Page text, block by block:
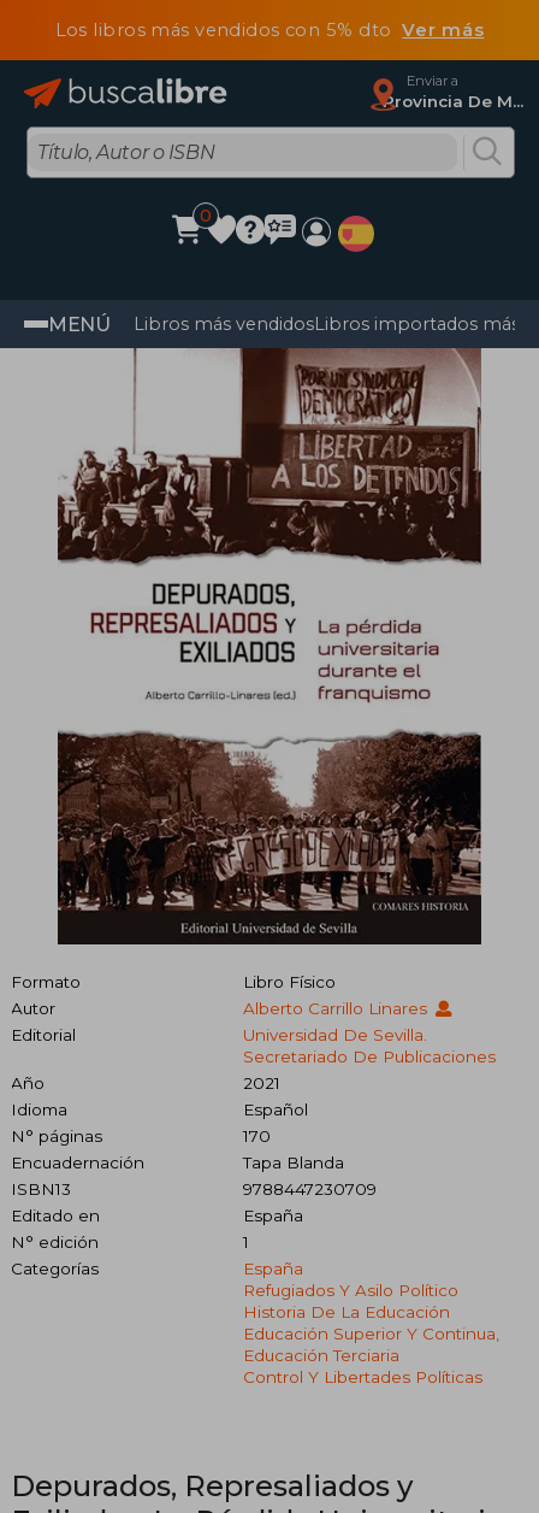
Los libros más vendidos con 5% dtoVer más
Enviar a
Provincia De Madrid
0
MENÚ Libros más vendidosLibros importados más
Formato
Libro Físico
Autor
Alberto Carrillo Linares
Editorial
Universidad De Sevilla.
Secretariado De Publicaciones
Año
2021
Idioma
Español
N° páginas
170
Encuadernación
Tapa Blanda
ISBN13
9788447230709
Editado en
España
N° edición
1
Categorías
España
Refugiados Y Asilo Político
Historia De La Educación
Educación Superior Y Continua,
Educación Terciaria
Control Y Libertades Políticas
Depurados, Represaliados y